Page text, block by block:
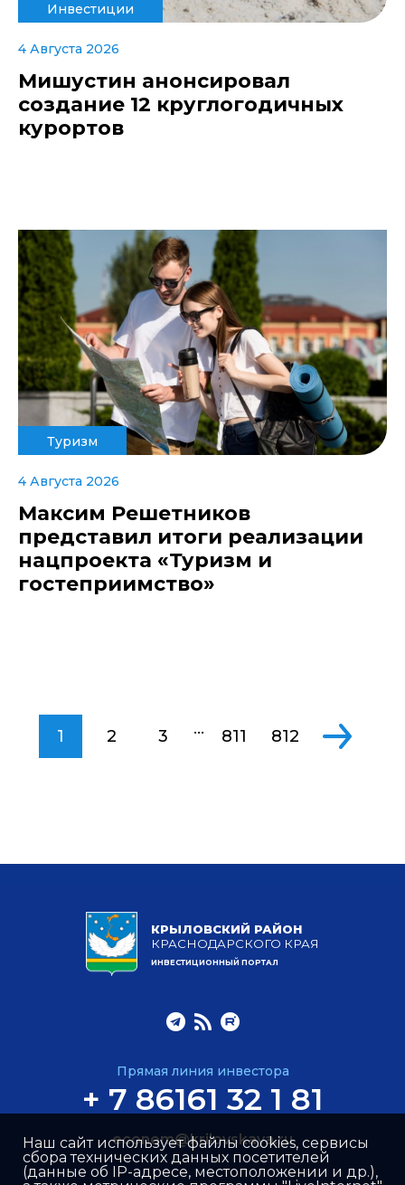
Инвестиции
4 Августа 2026
Мишустин анонсировал
создание 12 круглогодичных
курортов
Туризм
4 Августа 2026
Максим Решетников
представил итоги реализации
нацпроекта «Туризм и
гостеприимство»
1 2 3 ... 811 812
КРЫЛОВСКИЙ РАЙОН
КРАСНОДАРСКОГО КРАЯ
ИНВЕСТИЦИОННЫЙ ПОРТАЛ
Прямая линия инвестора
+ 7 86161 32 1 81
econom@krilovskaya.ru
Наш сайт использует файлы cookies, сервисы
сбора технических данных посетителей
(данные об IP-адресе, местоположении и др.),